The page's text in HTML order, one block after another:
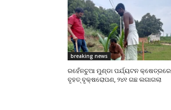
breaking news
ରହେଁନଚୁଆ ମୁଣ୍ଡା ପର୍ଯ୍ୟଟନ କ୍ଷେତ୍ରରେ
ବୃହତ୍ ବୃକ୍ଷରୋପଣ, ୨୪୧ ଗଛ ଲଗାଗଲା